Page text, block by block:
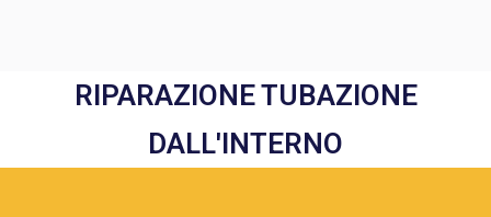
RIPARAZIONE TUBAZIONE
DALL'INTERNO